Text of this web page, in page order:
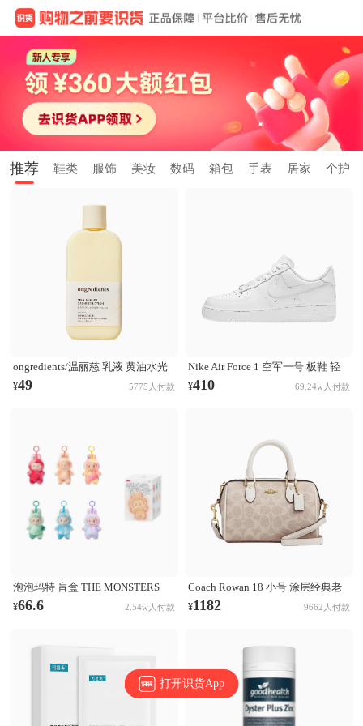
推荐 鞋类 服饰 美妆 数码 箱包 手表 居家 个护
ongredients/温丽慈 乳液 黄油水光
妆前乳液 舒缓肌肤 修护保湿
¥49 5775人付款
Nike Air Force 1 空军一号 板鞋 轻
便舒适百搭耐磨防滑复古 White 纯
¥410 69.24w人付款
泡泡玛特 盲盒 THE MONSTERS
LABUBU第三代3.0 前方高能系列
¥66.6 2.54w人付款
Coach Rowan 18 小号 涂层经典老
花印花拉链开合PVC拼皮单肩斜挎
¥1182 9662人付款
打开识货App